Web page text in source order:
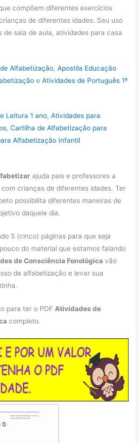
compõem diferentes exercícios
de diferentes idades. Seu uso
de sala de aula, atividades para casa
Alfabetização,Apostila Educação
eAtividades de Português 1º
Leitura 1 ano,Atividades para
,Cartilha de Alfabetização para
Alfabetização Infantil
ajuda pais e professores a
crianças de diferentes idades. Ter
possibilita diferentes maneiras de
daquele dia.
5 (cinco) páginas para que seja
do material que estamos falando
de Consciência Fonológica vão
de alfabetização e levar sua
para ter o PDF Atividades de
completo.